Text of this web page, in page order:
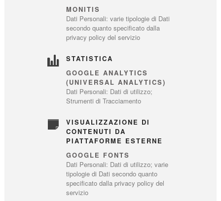
MONITIS
Dati Personali: varie tipologie di Dati
secondo quanto specificato dalla
privacy policy del servizio
STATISTICA
GOOGLE ANALYTICS
(UNIVERSAL ANALYTICS)
Dati Personali: Dati di utilizzo;
Strumenti di Tracciamento
VISUALIZZAZIONE DI
CONTENUTI DA
PIATTAFORME ESTERNE
GOOGLE FONTS
Dati Personali: Dati di utilizzo; varie
tipologie di Dati secondo quanto
specificato dalla privacy policy del
servizio